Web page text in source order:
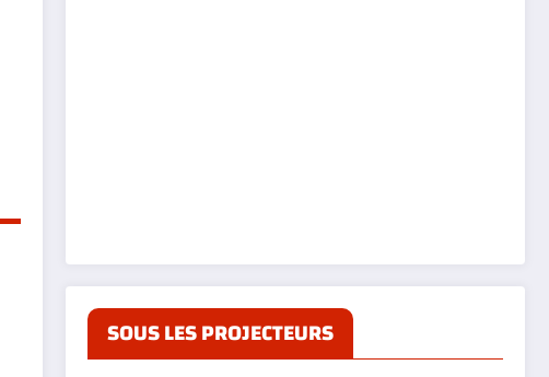
SOUS LES PROJECTEURS